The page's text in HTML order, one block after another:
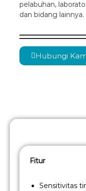
pelabuhan,
dan bidang lainnya.
Hubungi
Fitur
Sensitivitas